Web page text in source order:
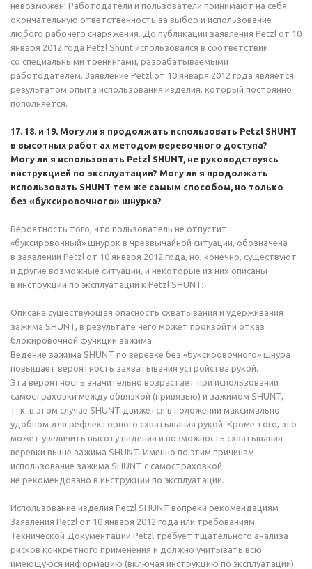
невозможен! Работодатели и пользователи принимают на себя
окончательную ответственность за выбор и использование
любого рабочего снаряжения. До публикации заявления Petzl от 10
января 2012 года Petzl Shunt использовался в соответствии
со специальными тренингами, разрабатываемыми
работодателем. Заявление Petzl от 10 января 2012 года является
результатом опыта использования изделия, который постоянно
пополняется.
17. 18. и 19. Могу ли я продолжать использовать Petzl SHUNT
в высотных работ ах методом веревочного доступа?
Могу ли я использовать Petzl SHUNT, не руководствуясь
инструкцией по эксплуатации? Могу ли я продолжать
использовать SHUNT тем же самым способом, но только
без «буксировочного» шнурка?
Вероятность того, что пользователь не отпустит
«буксировочный» шнурок в чрезвычайной ситуации, обозначена
в заявлении Petzl от 10 января 2012 года, но, конечно, существуют
и другие возможные ситуации, и некоторые из них описаны
в инструкции по эксплуатации к Petzl SHUNT:
Описана существующая опасность схватывания и удерживания
зажима SHUNT, в результате чего может произойти отказ
блокировочной функции зажима.
Ведение зажима SHUNT по веревке без «буксировочного» шнура
повышает вероятность захватывания устройства рукой.
Эта вероятность значительно возрастает при использовании
самостраховки между обвязкой (привязью) и зажимом SHUNT,
т. к. в этом случае SHUNT движется в положении максимально
удобном для рефлекторного схватывания рукой. Кроме того, это
может увеличить высоту падения и возможность схватывания
веревки выше зажима SHUNT. Именно по этим причинам
использование зажима SHUNT с самостраховкой
не рекомендовано в инструкции по эксплуатации.
Использование изделия Petzl SHUNT вопреки рекомендациям
Заявления Petzl от 10 января 2012 года или требованиям
Технической Документации Petzl требует тщательного анализа
рисков конкретного применения и должно учитывать всю
имеющуюся информацию (включая инструкцию по эксплуатации).